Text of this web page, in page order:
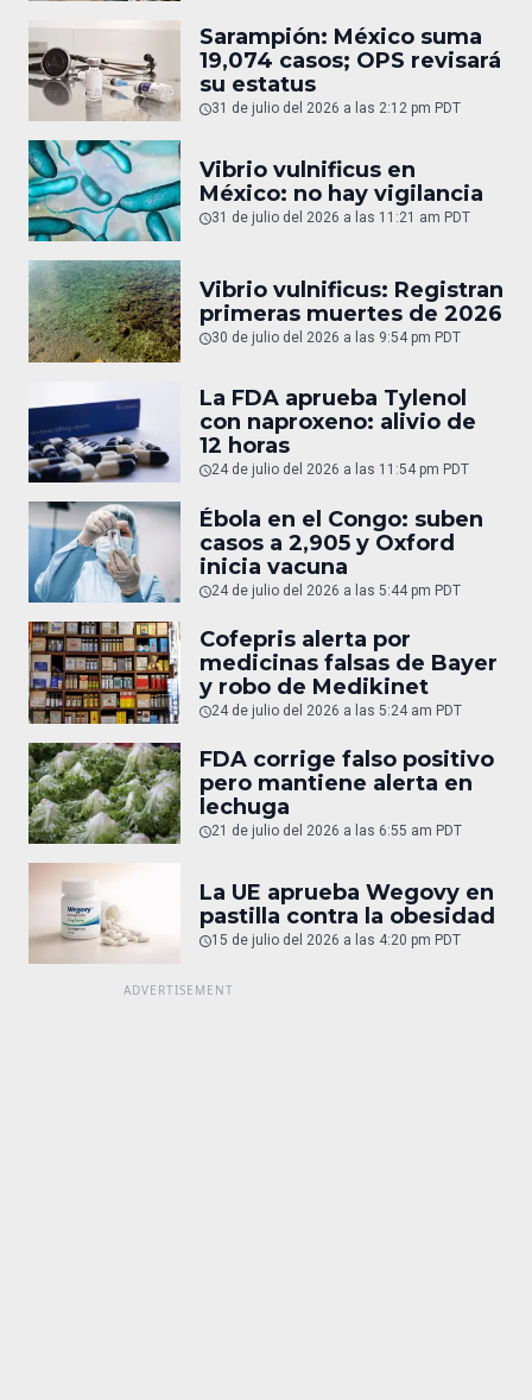
Sarampión: México suma
19,074 casos; OPS revisará
su estatus
31 de julio del 2026 a las 2:12 pm PDT
Vibrio vulnificus en
México: no hay vigilancia
31 de julio del 2026 a las 11:21 am PDT
Vibrio vulnificus: Registran
primeras muertes de 2026
30 de julio del 2026 a las 9:54 pm PDT
La FDA aprueba Tylenol
con naproxeno: alivio de
12 horas
24 de julio del 2026 a las 11:54 pm PDT
Ébola en el Congo: suben
casos a 2,905 y Oxford
inicia vacuna
24 de julio del 2026 a las 5:44 pm PDT
Cofepris alerta por
medicinas falsas de Bayer
y robo de Medikinet
24 de julio del 2026 a las 5:24 am PDT
FDA corrige falso positivo
pero mantiene alerta en
lechuga
21 de julio del 2026 a las 6:55 am PDT
La UE aprueba Wegovy en
pastilla contra la obesidad
15 de julio del 2026 a las 4:20 pm PDT